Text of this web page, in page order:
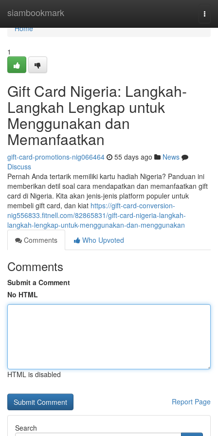
siambookmark
Home
Home
1
Gift Card Nigeria: Langkah-
Langkah Lengkap untuk
Menggunakan dan
Memanfaatkan
gift-card-promotions-nig066464 55 days ago
News
Discuss
Pernah Anda tertarik memiliki kartu hadiah Nigeria? Panduan ini
memberikan detil soal cara mendapatkan dan memanfaatkan gift
card di Nigeria. Kita akan jenis-jenis platform populer untuk
membeli gift card, dan kiat https://gift-card-conversion-
nig556833.fitnell.com/82865831/gift-card-nigeria-langkah-
langkah-lengkap-untuk-menggunakan-dan-menggunakan
Comments
Who Upvoted
Comments
Submit a Comment
No HTML
HTML is disabled
Report Page
Search